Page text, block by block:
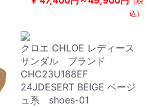
込）
クロエ CHLOE レディース
サンダル ブランド
CHC23U188EF
24JDESERT BEIGE ベージ
ュ系 shoes-01